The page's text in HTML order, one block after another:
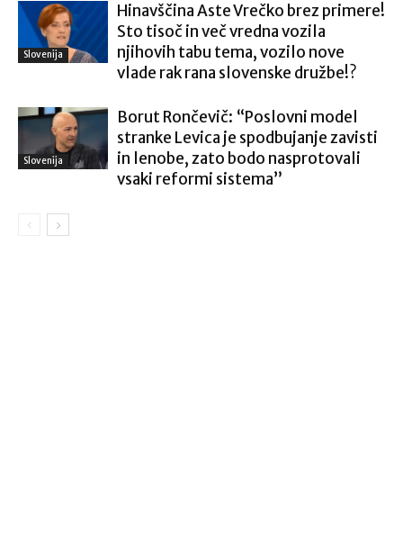
Slovenija
Hinavščina Aste Vrečko brez primere!
Sto tisoč in več vredna vozila
njihovih tabu tema, vozilo nove
vlade rak rana slovenske družbe!?
Slovenija
Borut Rončevič: “Poslovni model
stranke Levica je spodbujanje zavisti
in lenobe, zato bodo nasprotovali
vsaki reformi sistema”